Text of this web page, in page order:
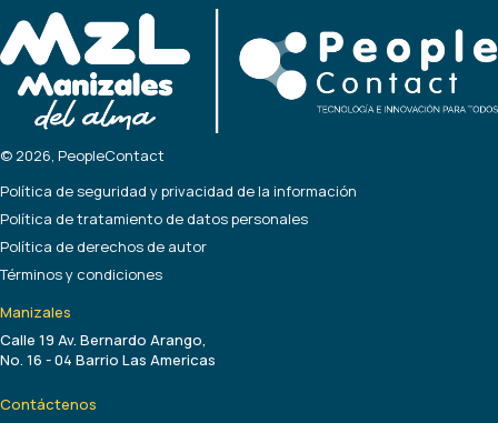
© 2026, PeopleContact
Política de seguridad y privacidad de la información
Política de tratamiento de datos personales
Política de derechos de autor
Términos y condiciones
Manizales
Calle 19 Av. Bernardo Arango,
No. 16 - 04 Barrio Las Americas
Contáctenos